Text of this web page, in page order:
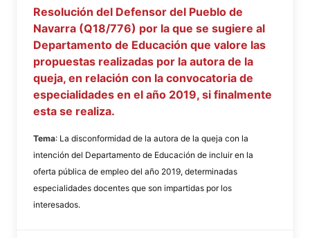
Resolución del Defensor del Pueblo de
Navarra (Q18/776) por la que se sugiere al
Departamento de Educación que valore las
propuestas realizadas por la autora de la
queja, en relación con la convocatoria de
especialidades en el año 2019, si finalmente
esta se realiza.
Tema: La disconformidad de la autora de la queja con la
intención del Departamento de Educación de incluir en la
oferta pública de empleo del año 2019, determinadas
especialidades docentes que son impartidas por los
interesados.